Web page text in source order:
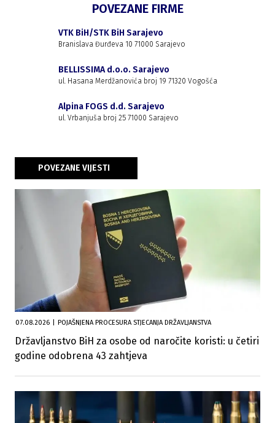
POVEZANE FIRME
VTK BiH/STK BiH Sarajevo
Branislava Đurđeva 10 71000 Sarajevo
BELLISSIMA d.o.o. Sarajevo
ul. Hasana Merdžanovića broj 19 71320 Vogošća
Alpina FOGS d.d. Sarajevo
ul. Vrbanjuša broj 25 71000 Sarajevo
POVEZANE VIJESTI
07.08.2026 POJAŠNJENA PROCESURA STJECANJA DRŽAVLJANSTVA
Državljanstvo BiH za osobe od naročite koristi: u četiri
godine odobrena 43 zahtjeva